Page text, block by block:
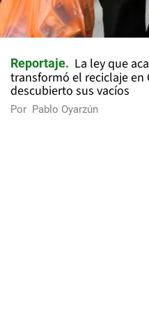
Reportaje
La ley que
transformó el reciclaje en
descubierto sus vacíos
Por Pablo Oyarzún